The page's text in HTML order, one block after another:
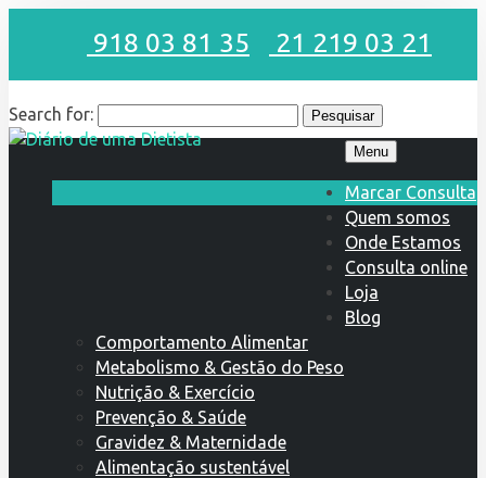
918 03 81 35 21 219 03 21
Search for:
Menu
Marcar Consulta
Quem somos
Onde Estamos
Consulta online
Loja
Blog
Comportamento Alimentar
Metabolismo & Gestão do Peso
Nutrição & Exercício
Prevenção & Saúde
Gravidez & Maternidade
Alimentação sustentável